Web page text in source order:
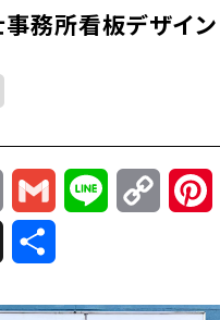
務所看板デザイン
Email Gmail Line
Copy
Link